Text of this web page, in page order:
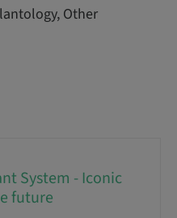
Other
System - Iconic
future